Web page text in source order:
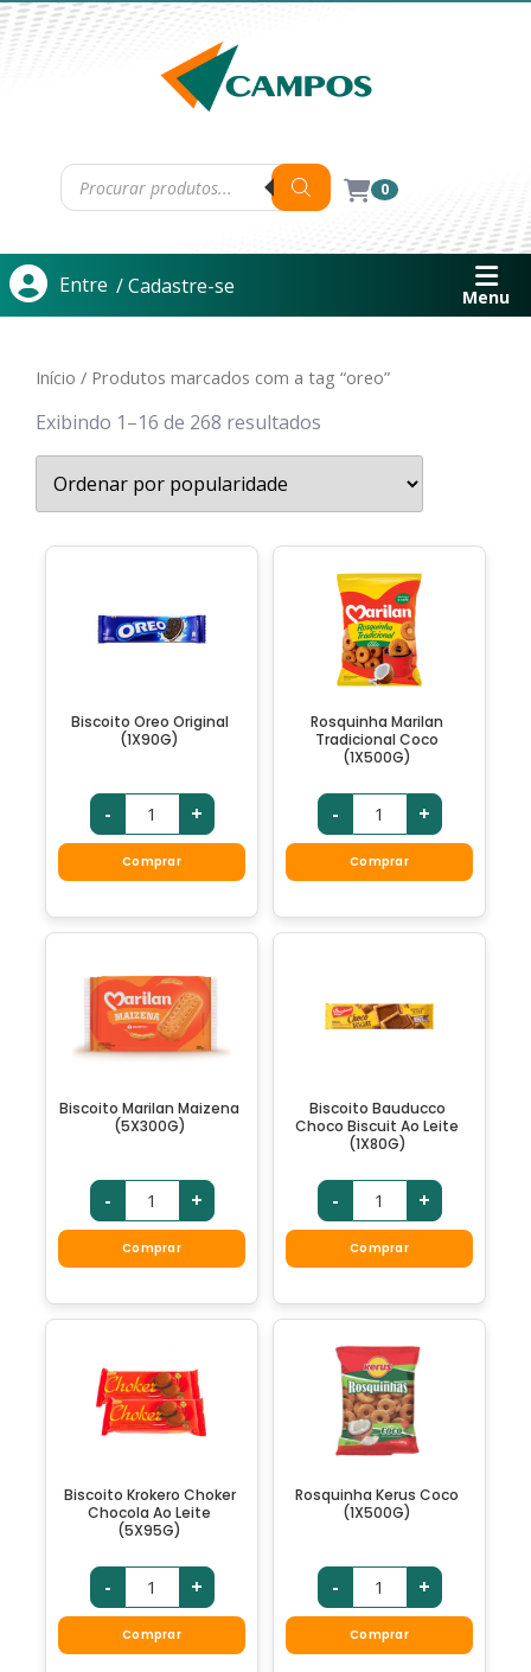
0
Entre / Cadastre-se Menu
Início / Produtos marcados com a tag “oreo”
Exibindo 1–16 de 268 resultados
Biscoito Oreo Original
(1X90G)
- +
Comprar
Rosquinha Marilan
Tradicional Coco
(1X500G)
- +
Comprar
Biscoito Marilan Maizena
(5X300G)
- +
Comprar
Biscoito Bauducco
Choco Biscuit Ao Leite
(1X80G)
- +
Comprar
Biscoito Krokero Choker
Chocola Ao Leite
(5X95G)
- +
Comprar
Rosquinha Kerus Coco
(1X500G)
- +
Comprar